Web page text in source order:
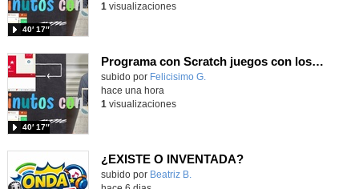
40′ 17″
1 visualizaciones
Programa con Scratch juegos con los partidos del mundial 2026 ganados por España
Contenido educativo.
subido por Felicisimo G.
40′ 17″
hace una hora
1 visualizaciones
¿EXISTE O INVENTADA?
Contenido educativo.
subido por Beatriz B.